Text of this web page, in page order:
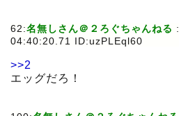
62:名無しさん＠２ろぐちゃんねる :
04:40:20.71 ID:uzPLEql60
>>2
エッグだろ！